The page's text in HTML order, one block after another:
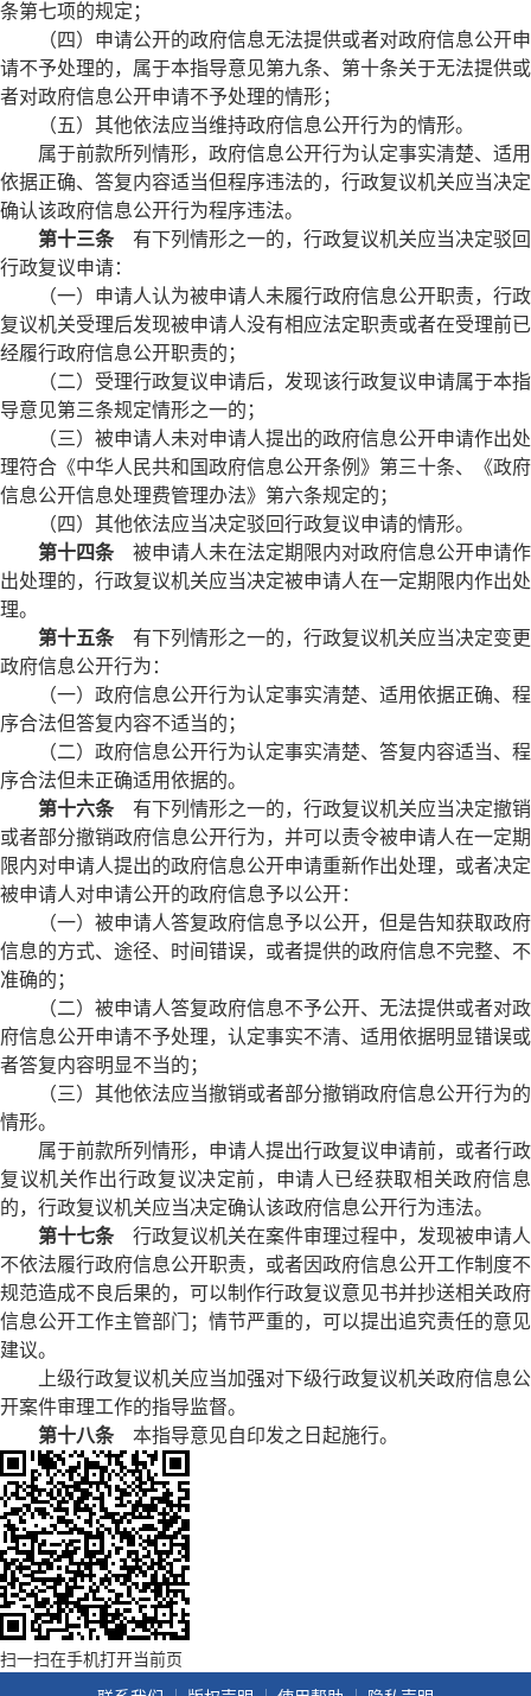
条第七项的规定；
（四）申请公开的政府信息无法提供或者对政府信息公开申
请不予处理的，属于本指导意见第九条、第十条关于无法提供或
者对政府信息公开申请不予处理的情形；
（五）其他依法应当维持政府信息公开行为的情形。
属于前款所列情形，政府信息公开行为认定事实清楚、适用
依据正确、答复内容适当但程序违法的，行政复议机关应当决定
确认该政府信息公开行为程序违法。
第十三条有下列情形之一的，行政复议机关应当决定驳回
行政复议申请：
（一）申请人认为被申请人未履行政府信息公开职责，行政
复议机关受理后发现被申请人没有相应法定职责或者在受理前已
经履行政府信息公开职责的；
（二）受理行政复议申请后，发现该行政复议申请属于本指
导意见第三条规定情形之一的；
（三）被申请人未对申请人提出的政府信息公开申请作出处
理符合《中华人民共和国政府信息公开条例》第三十条、《政府
信息公开信息处理费管理办法》第六条规定的；
（四）其他依法应当决定驳回行政复议申请的情形。
第十四条被申请人未在法定期限内对政府信息公开申请作
出处理的，行政复议机关应当决定被申请人在一定期限内作出处
理。
第十五条有下列情形之一的，行政复议机关应当决定变更
政府信息公开行为：
（一）政府信息公开行为认定事实清楚、适用依据正确、程
序合法但答复内容不适当的；
（二）政府信息公开行为认定事实清楚、答复内容适当、程
序合法但未正确适用依据的。
第十六条有下列情形之一的，行政复议机关应当决定撤销
或者部分撤销政府信息公开行为，并可以责令被申请人在一定期
限内对申请人提出的政府信息公开申请重新作出处理，或者决定
被申请人对申请公开的政府信息予以公开：
（一）被申请人答复政府信息予以公开，但是告知获取政府
信息的方式、途径、时间错误，或者提供的政府信息不完整、不
准确的；
（二）被申请人答复政府信息不予公开、无法提供或者对政
府信息公开申请不予处理，认定事实不清、适用依据明显错误或
者答复内容明显不当的；
（三）其他依法应当撤销或者部分撤销政府信息公开行为的
情形。
属于前款所列情形，申请人提出行政复议申请前，或者行政
复议机关作出行政复议决定前，申请人已经获取相关政府信息
的，行政复议机关应当决定确认该政府信息公开行为违法。
第十七条行政复议机关在案件审理过程中，发现被申请人
不依法履行政府信息公开职责，或者因政府信息公开工作制度不
规范造成不良后果的，可以制作行政复议意见书并抄送相关政府
信息公开工作主管部门；情节严重的，可以提出追究责任的意见
建议。
上级行政复议机关应当加强对下级行政复议机关政府信息公
开案件审理工作的指导监督。
第十八条本指导意见自印发之日起施行。
扫一扫在手机打开当前页